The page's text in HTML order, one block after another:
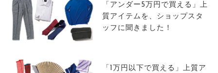
「アンダー5万円で買える」上
質アイテムを、ショップスタ
ッフに聞きました！
「1万円以下で買える」上質ア
MAGAZINE
ABOUT SITE
サイトマップ